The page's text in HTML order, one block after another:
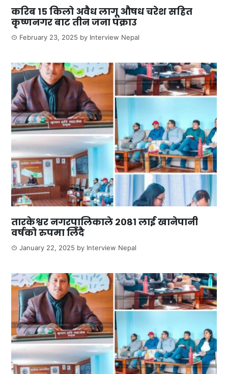
करिब १५ किलो अवैध लागू औषध चरेश सहित
कृष्णनगर बाट तीन जना पक्राउ
February 23, 2025 by Interview Nepal
तारकेश्वर नगरपालिकाले २०८१ लाई खानेपानी
वर्षको रुपमा लिँदै
January 22, 2025 by Interview Nepal